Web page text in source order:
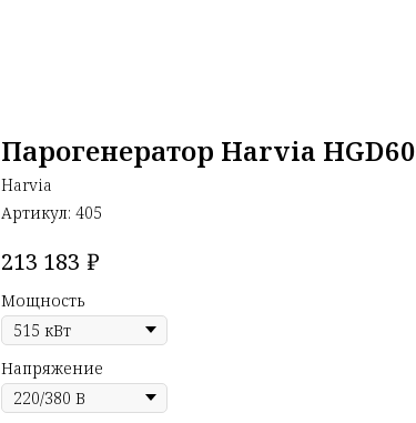
Парогенератор Harvia HGD60
Harvia
Артикул: 405
213 183 ₽
Мощность
Напряжение